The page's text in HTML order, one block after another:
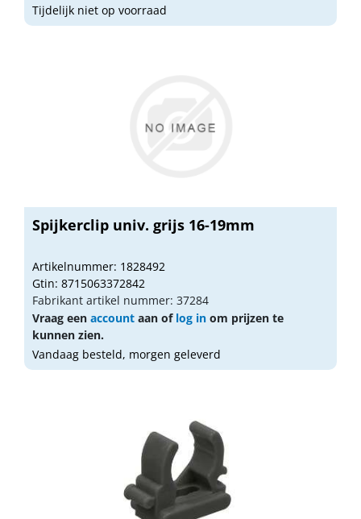
Tijdelijk niet op voorraad
Spijkerclip univ. grijs 16-19mm
Artikelnummer: 1828492
Gtin: 8715063372842
Fabrikant artikel nummer: 37284
Vraag een account aan of log in om prijzen te
kunnen zien.
Vandaag besteld, morgen geleverd